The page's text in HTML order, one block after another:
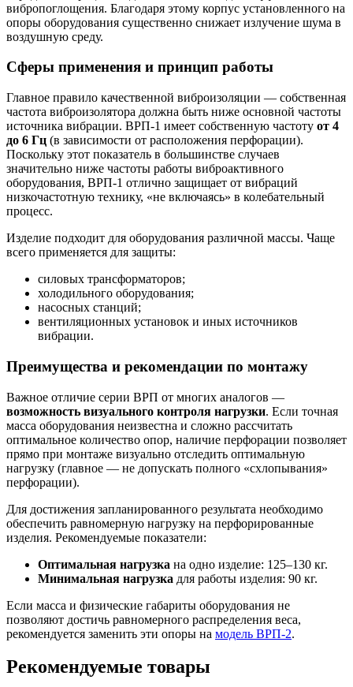
вибропоглощения. Благодаря этому корпус установленного на
опоры оборудования существенно снижает излучение шума в
воздушную среду.
Сферы применения и принцип работы
Главное правило качественной виброизоляции — собственная
частота виброизолятора должна быть ниже основной частоты
источника вибрации. ВРП-1 имеет собственную частоту от 4
до 6 Гц (в зависимости от расположения перфорации).
Поскольку этот показатель в большинстве случаев
значительно ниже частоты работы виброактивного
оборудования, ВРП-1 отлично защищает от вибраций
низкочастотную технику, «не включаясь» в колебательный
процесс.
Изделие подходит для оборудования различной массы. Чаще
всего применяется для защиты:
силовых трансформаторов;
холодильного оборудования;
насосных станций;
вентиляционных установок и иных источников
вибрации.
Преимущества и рекомендации по монтажу
Важное отличие серии ВРП от многих аналогов —
возможность визуального контроля нагрузки. Если точная
масса оборудования неизвестна и сложно рассчитать
оптимальное количество опор, наличие перфорации позволяет
прямо при монтаже визуально отследить оптимальную
нагрузку (главное — не допускать полного «схлопывания»
перфорации).
Для достижения запланированного результата необходимо
обеспечить равномерную нагрузку на перфорированные
изделия. Рекомендуемые показатели:
Оптимальная нагрузка на одно изделие: 125–130 кг.
Минимальная нагрузка для работы изделия: 90 кг.
Если масса и физические габариты оборудования не
позволяют достичь равномерного распределения веса,
рекомендуется заменить эти опоры на модель ВРП-2.
Рекомендуемые товары